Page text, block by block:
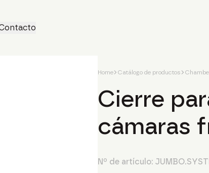
Home Catálogo de productos
Cierre
cámaras
Nº de artículo: